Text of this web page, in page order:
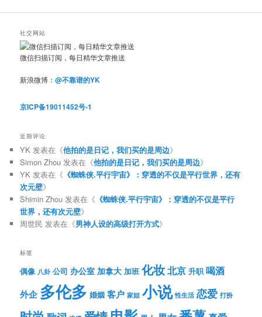
社交网站
微信扫描订阅，每日精华文章推送
新浪微博：@不靠谱的YK
京ICP备19011452号-1
近期评论
YK 发表在《他拍的是日记，我们买的是周边》
Simon Zhou 发表在《他拍的是日记，我们买的是周边》
YK 发表在《 《蜘蛛侠.平行宇宙》：穿透的不仅是平行世界，还有
次元壁》
Shimin Zhou 发表在《 《蜘蛛侠.平行宇宙》：穿透的不仅是平行
世界，还有次元壁》
周世民 发表在《男神人设的高级打开方式》
标签
偶像 八卦 公司 办公室 加拿大 加班 化妆北京 升职 喝酒
外企 多伦多 婚姻 客户 家姐 小说 性生活 恋爱 打扮